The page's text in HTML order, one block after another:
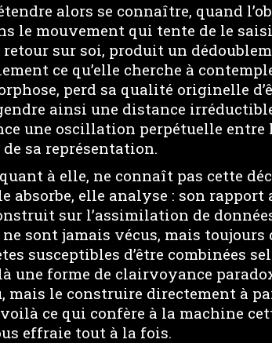
alors se connaître, quand
le mouvement qui tente de le
sur soi, produit un
ce qu’elle cherche à
perd sa qualité originelle
ainsi une distance
une oscillation perpétuelle entre
sa représentation.
à elle, ne connaît pas cette
absorbe, elle analyse : son rapport
sur l’assimilation de
ne sont jamais vécus, mais
susceptibles d’être combinées
là une forme de clairvoyance
mais le construire directement à
ce qui confère à la machine
effraie tout à la fois.